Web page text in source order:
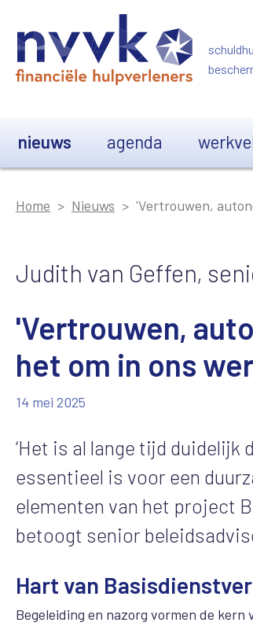
nieuws agenda
Home Nieuws 'Vertrouwen,
Judith van Geffen,
'Vertrouwen,
het om in ons
14 mei 2025
‘Het is al lange tijd
essentieel is voor een
elementen van het project
betoogt senior
Hart van
Begeleiding en nazorg vormen de